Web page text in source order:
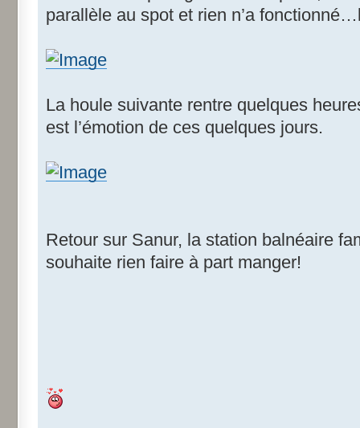
parallèle au spot et rien n’a
La houle suivante rentre quelques
est l’émotion de ces quelques jours.
Retour sur Sanur, la station balnéaire
souhaite rien faire à part manger!